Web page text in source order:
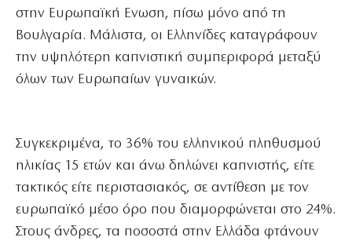
στην Ευρωπαϊκή Ενωση, πίσω μόνο από τη
Βουλγαρία. Μάλιστα, οι Ελληνίδες καταγράφουν
την υψηλότερη καπνιστική συμπεριφορά μεταξύ
όλων των Ευρωπαίων γυναικών.
Συγκεκριμένα, το 36% του ελληνικού πληθυσμού
ηλικίας 15 ετών και άνω δηλώνει καπνιστής, είτε
τακτικός είτε περιστασιακός, σε αντίθεση με τον
ευρωπαϊκό μέσο όρο που διαμορφώνεται στο 24%.
Στους άνδρες, τα ποσοστά στην Ελλάδα φτάνουν